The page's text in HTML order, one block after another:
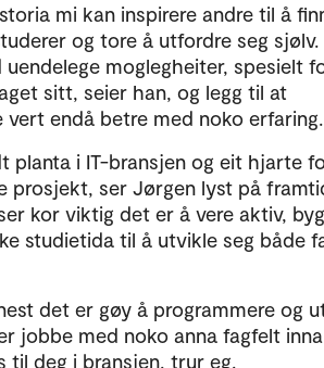
mi kan inspirere andre til å
og tore å utfordre seg sjølv.
uendelege moglegheiter, spesielt
sitt, seier han, og legg til at
vert endå betre med noko erfaring.
planta i IT-bransjen og eit hjarte
prosjekt, ser Jørgen lyst på
kor viktig det er å vere aktiv,
studietida til å utvikle seg både
det er gøy å programmere og
jobbe med noko anna fagfelt
til deg i bransjen, trur eg.